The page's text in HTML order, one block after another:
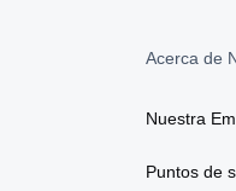
Acerca de
Nuestra
Puntos de